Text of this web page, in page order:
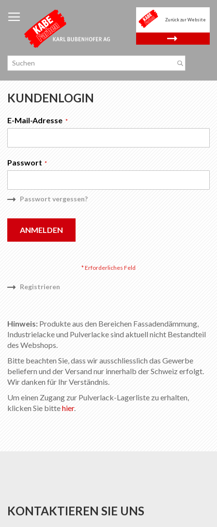
Inhalt
springen
Zurück zur Website
.
KUNDENLOGIN
E-Mail-Adresse
Passwort
ANMELDEN
Passwort vergessen?
Registrieren
Hinweis: Produkte aus den Bereichen Fassadendämmung,
Industrielacke und Pulverlacke sind aktuell nicht Bestandteil
des Webshops.
Bitte beachten Sie, dass wir ausschliesslich das Gewerbe
beliefern und der Versand nur innerhalb der Schweiz erfolgt.
Wir danken für Ihr Verständnis.
Um einen Zugang zur Pulverlack-Lagerliste zu erhalten,
klicken Sie bittehier.
KONTAKTIEREN SIE UNS